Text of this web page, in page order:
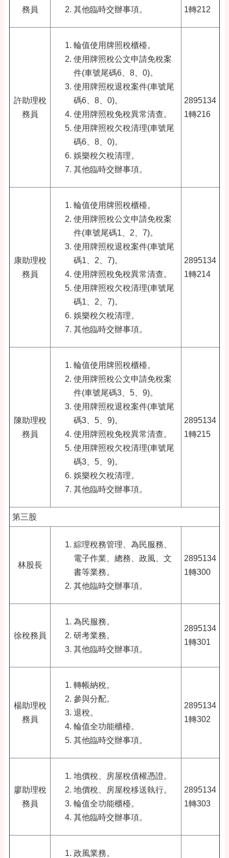
務員 其他臨時交辦事項。 1轉212
許助理稅
務員
輪值使用牌照稅櫃檯。
使用牌照稅公文申請免稅案
件(車號尾碼6、8、0)。
使用牌照稅退稅案件(車號尾
碼6、8、0)。
使用牌照稅免稅異常清查。
使用牌照稅欠稅清理(車號尾
碼6、8、0)。
娛樂稅欠稅清理。
其他臨時交辦事項。
2895134
1轉216
康助理稅
務員
輪值使用牌照稅櫃檯。
使用牌照稅公文申請免稅案
件(車號尾碼1、2、7)。
使用牌照稅退稅案件(車號尾
碼1、2、7)。
使用牌照稅免稅異常清查。
使用牌照稅欠稅清理(車號尾
碼1、2、7)。
娛樂稅欠稅清理。
其他臨時交辦事項。
2895134
1轉214
陳助理稅
務員
輪值使用牌照稅櫃檯。
使用牌照稅公文申請免稅案
件(車號尾碼3、5、9)。
使用牌照稅退稅案件(車號尾
碼3、5、9)。
使用牌照稅免稅異常清查。
使用牌照稅欠稅清理(車號尾
碼3、5、9)。
娛樂稅欠稅清理。
其他臨時交辦事項。
2895134
1轉215
第三股
林股長
綜理稅務管理、為民服務、
電子作業、總務、政風、文
書等業務。
其他臨時交辦事項。
2895134
1轉300
徐稅務員
為民服務。
研考業務。
其他臨時交辦事項。
2895134
1轉301
楊助理稅
務員
轉帳納稅。
參與分配。
退稅。
輪值全功能櫃檯。
其他臨時交辦事項。
2895134
1轉302
廖助理稅
務員
地價稅、房屋稅債權憑證。
地價稅、房屋稅移送執行。
輪值全功能櫃檯。
其他臨時交辦事項。
2895134
1轉303
政風業務。